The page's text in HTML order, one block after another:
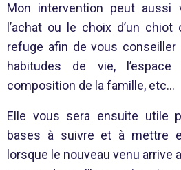
Mon intervention peut aussi
l’achat ou le choix d’un chiot
refuge afin de vous
habitudes de vie,
composition de la famille, etc…
Elle vous sera ensuite utile
bases à suivre et à mettre
lorsque le nouveau venu arrive